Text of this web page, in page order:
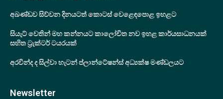
අඛණ්ඩව සිව්වන දිනයටත් කොටස් වෙළෙඳපොළ ඉහළට
සියැට් වෙතින් මහ කන්නයට කාලෝචිත නව ඉහළ කාර්යසාධනයක්
සහිත ට්‍රැක්ටර් ටයරයක්
අරවින්ද ද සිල්වා හැටන් ප්ලාන්ටේෂන්ස් අධ්‍යක්ෂ මණ්ඩලයට
Newsletter